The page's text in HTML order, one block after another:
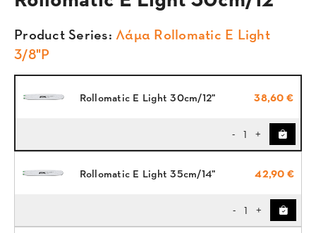
Product Series: Λάμα Rollomatic E Light
3/8"P
Rollomatic E Light 30cm/12" 38,60 €
- 1 +
Rollomatic E Light 35cm/14" 42,90 €
- 1 +